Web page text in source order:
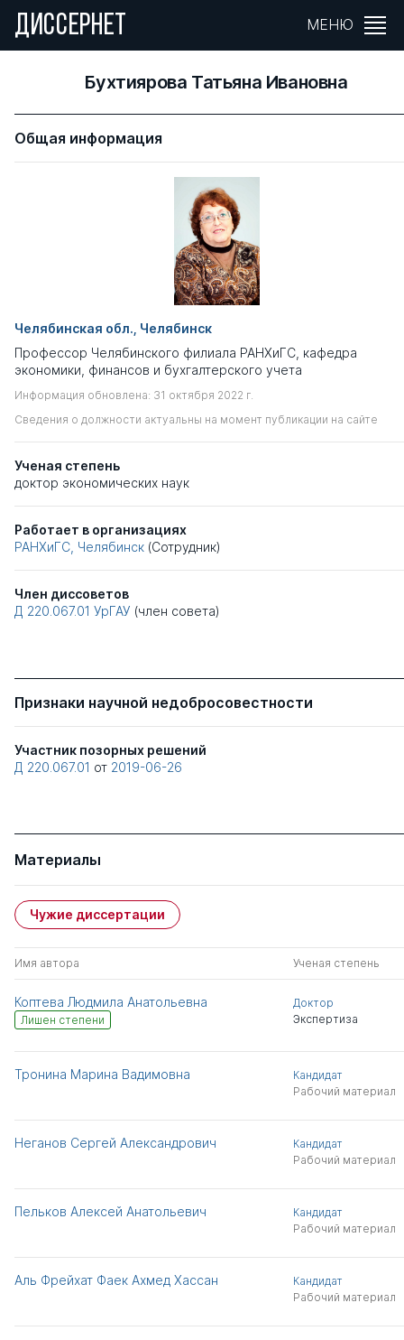
ДИССЕРНЕТ МЕНЮ
Бухтиярова Татьяна Ивановна
Общая информация
Челябинская обл., Челябинск
Профессор Челябинского филиала РАНХиГС, кафедра
экономики, финансов и бухгалтерского учета
Информация обновлена: 31 октября 2022 г.
Сведения о должности актуальны на момент публикации на сайте
Ученая степень
доктор экономических наук
Работает в организациях
РАНХиГС, Челябинск (Сотрудник)
Член диссоветов
Д 220.067.01 УрГАУ (член совета)
Признаки научной недобросовестности
Участник позорных решений
Д 220.067.01 от 2019-06-26
Материалы
Чужие диссертации
Имя автора Ученая степень
Коптева Людмила Анатольевна
Лишен степени
Доктор
Экспертиза
Тронина Марина Вадимовна
Кандидат
Рабочий материал
Неганов Сергей Александрович
Кандидат
Рабочий материал
Пельков Алексей Анатольевич
Кандидат
Рабочий материал
Аль Фрейхат Фаек Ахмед Хассан
Кандидат
Рабочий материал